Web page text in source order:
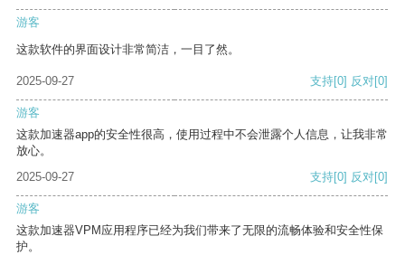
游客
这款软件的界面设计非常简洁，一目了然。
2025-09-27 支持[0] 反对[0]
游客
这款加速器app的安全性很高，使用过程中不会泄露个人信息，让我非常
放心。
2025-09-27
支持[0] 反对[0]
游客
这款加速器VPM应用程序已经为我们带来了无限的流畅体验和安全性保
护。